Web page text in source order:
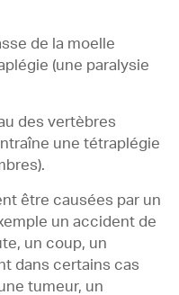
de la moelle
(une paralysie
des vertèbres
une tétraplégie
être causées par un
un accident de
un coup, un
dans certains cas
tumeur, un